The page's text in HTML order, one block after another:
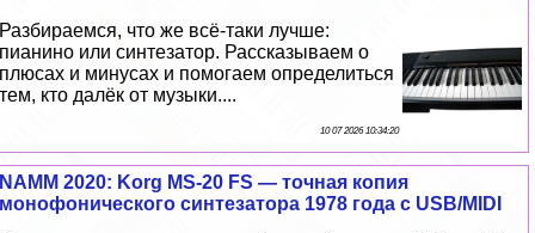
Разбираемся, что же всё-таки лучше:
пианино или синтезатор. Рассказываем о
плюсах и минусах и помогаем определиться
тем, кто далёк от музыки....
10 07 2026 10:34:20
NAMM 2020: Korg MS-20 FS — точная копия
монофонического синтезатора 1978 года с USB/MIDI